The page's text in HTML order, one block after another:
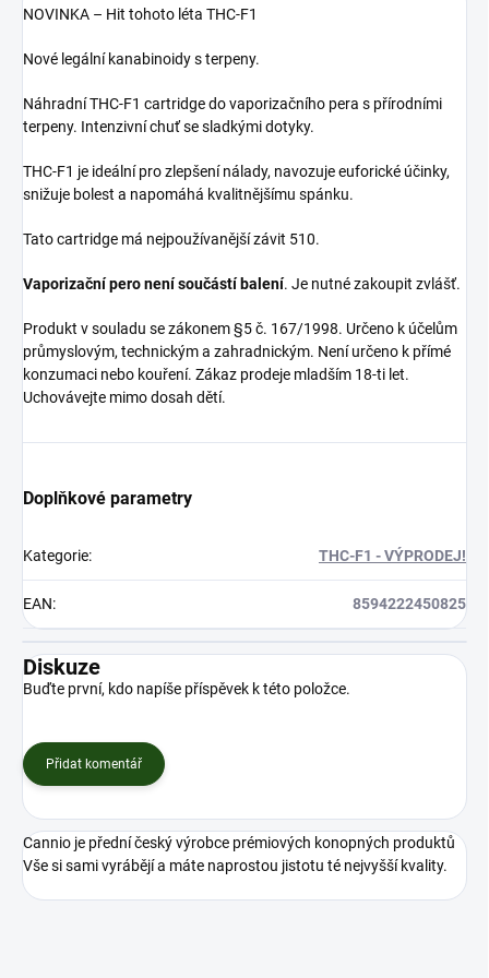
NOVINKA – Hit tohoto léta THC-F1
Nové legální kanabinoidys terpeny.
Náhradní THC-F1 cartridgedovaporizačního pera s přírodními
terpeny. Intenzivníchuťse sladkými dotyky.
THC-F1 je ideální prozlepšení nálady, navozuje euforické účinky,
snižuje bolest a napomáhá kvalitnějšímu spánku.
Tatocartridge má nejpoužívanější závit 510.
Vaporizační pero není součástí balení. Je nutné zakoupit zvlášť.
Produkt v souladu se zákonem §5 č. 167/1998. Určeno k účelům
průmyslovým, technickým a zahradnickým. Není určeno k přímé
konzumaci nebo kouření. Zákaz prodeje mladším 18-ti let.
Uchovávejte mimo dosah dětí.
Doplňkové parametry
Kategorie: THC-F1 - VÝPRODEJ!
EAN: 8594222450825
Diskuze
Buďte první, kdo napíše příspěvek k této položce.
Přidat komentář
Cannio je přední český výrobce prémiových konopných produktů
Vše si sami vyrábějí a máte naprostou jistotu té nejvyšší kvality.